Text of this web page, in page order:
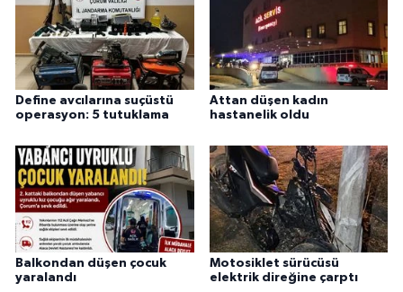
Define avcılarına suçüstü
operasyon: 5 tutuklama
Attan düşen kadın
hastanelik oldu
Balkondan düşen çocuk
yaralandı
Motosiklet sürücüsü
elektrik direğine çarptı